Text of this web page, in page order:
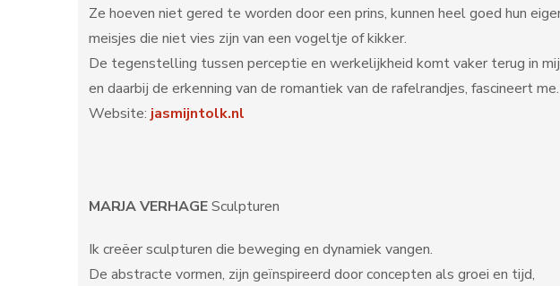
Ze hoeven niet gered te worden door een prins, kunnen heel goed hun
meisjes die niet vies zijn van een vogeltje of kikker.
De tegenstelling tussen perceptie en werkelijkheid komt vaker terug in
en daarbij de erkenning van de romantiek van de rafelrandjes, fascineert
Website: jasmijntolk.nl
MARJA VERHAGESculpturen
Ik creëer sculpturen die beweging en dynamiek vangen.
De abstracte vormen, zijn geïnspireerd door concepten als groei en tijd,